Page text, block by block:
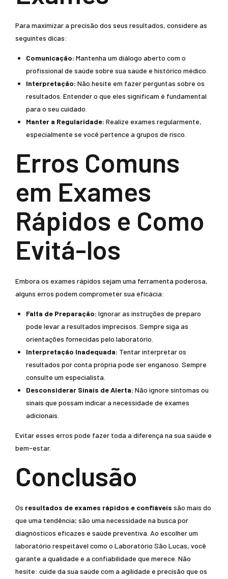
Para maximizar a precisão dos seus resultados, considere as
seguintes dicas:
Comunicação: Mantenha um diálogo aberto com o
profissional de saúde sobre sua saúde e histórico médico.
Interpretação: Não hesite em fazer perguntas sobre os
resultados. Entender o que eles significam é fundamental
para o seu cuidado.
Manter a Regularidade: Realize exames regularmente,
especialmente se você pertence a grupos de risco.
Erros Comuns
em Exames
Rápidos e Como
Evitá-los
Embora os exames rápidos sejam uma ferramenta poderosa,
alguns erros podem comprometer sua eficácia:
Falta de Preparação: Ignorar as instruções de preparo
pode levar a resultados imprecisos. Sempre siga as
orientações fornecidas pelo laboratório.
Interpretação Inadequada: Tentar interpretar os
resultados por conta própria pode ser enganoso. Sempre
consulte um especialista.
Desconsiderar Sinais de Alerta: Não ignore sintomas ou
sinais que possam indicar a necessidade de exames
adicionais.
Evitar esses erros pode fazer toda a diferença na sua saúde e
bem-estar.
Conclusão
Os resultados de exames rápidos e confiáveis são mais do
que uma tendência; são uma necessidade na busca por
diagnósticos eficazes e saúde preventiva. Ao escolher um
laboratório respeitável como o Laboratório São Lucas, você
garante a qualidade e a confiabilidade que merece. Não
hesite: cuide da sua saúde com a agilidade e precisão que os